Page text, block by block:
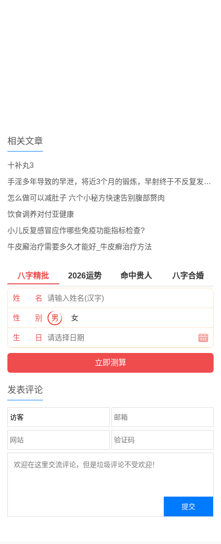
相关文章
十补丸3
手淫多年导致的早泄，将近3个月的锻炼，早射终于不反复发作了。
怎么做可以减肚子 六个小秘方快速告别腹部赘肉
饮食调养对付亚健康
小儿反复感冒应作哪些免疫功能指标检查?
牛皮廨治疗需要多久才能好_牛皮癣治疗方法
八字精批 2026运势 命中贵人 八字合婚
姓 名
性 别 男 女
生 日
发表评论